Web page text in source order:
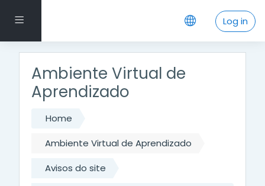
Side panel Log in
Ambiente Virtual de
Aprendizado
Home
Ambiente Virtual de Aprendizado
Avisos do site